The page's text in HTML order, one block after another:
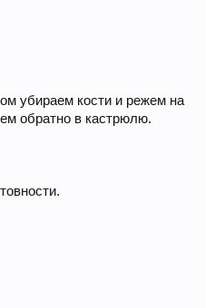
убираем кости и режем на
обратно в кастрюлю.